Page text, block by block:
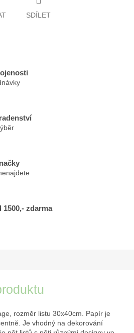
SDÍLET
1500,- zdarma
rozměr listu 30x40cm. Papír je
Je vhodný na dekorování